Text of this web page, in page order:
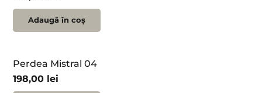
Adaugă în coș
Perdea Mistral 04
198,00 lei